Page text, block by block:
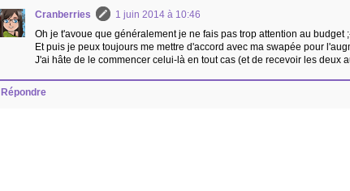
Cranberries
1 juin 2014 à 10:46
Oh je t'avoue que généralement je ne fais pas trop attention au budget
Et puis je peux toujours me mettre d'accord avec ma swapée pour
J'ai hâte de le commencer celui-là en tout cas (et de recevoir les deux
Répondre